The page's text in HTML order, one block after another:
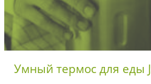
Умный термос для еды